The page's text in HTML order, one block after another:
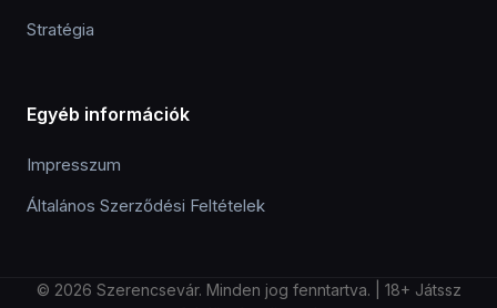
Stratégia
Egyéb információk
Impresszum
Általános Szerződési Feltételek
© 2026 Szerencsevár. Minden jog fenntartva. | 18+ Játssz